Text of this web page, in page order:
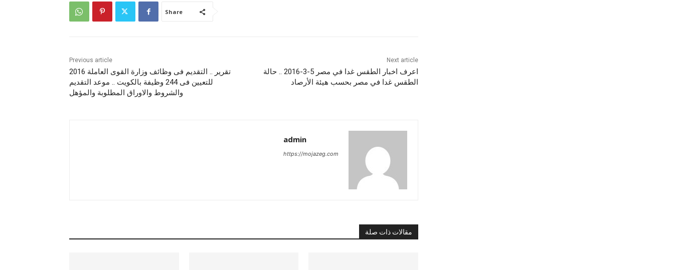
Share
Previous article
تقرير .. التقديم فى وظائف وزارة القوى العاملة 2016
للتعيين فى 244 وظيفة بالكويت .. موعد التقديم
والشروط والاوراق المطلوبة والمؤهل
Next article
اعرف اخبار الطقس غدا في مصر 5-3-2016 .. حالة
الطقس غدا في مصر بحسب هيئة الأرصاد
admin
https://mojazeg.com
مقالات ذات صلة